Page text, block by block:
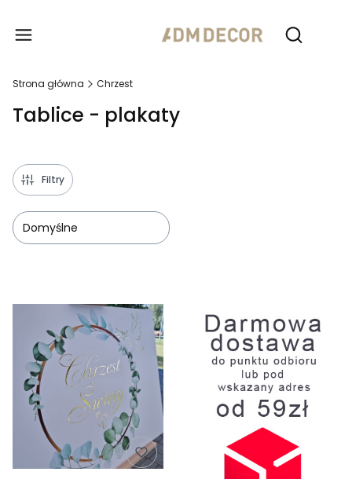
Otwórz
Strona główna Chrzest
Tablice - plakaty
Filtry
Domyślne